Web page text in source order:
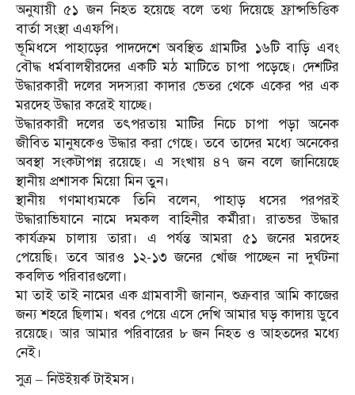
অনুযায়ী ৫১ জন নিহত হয়েছে বলে তথ্য দিয়েছে ফ্রান্সভিত্তিক
বার্তা সংস্থা এএফপি।
ভূমিধসে পাহাড়ের পাদদেশে অবস্থিত গ্রামটির ১৬টি বাড়ি এবং
বৌদ্ধ ধর্মবালম্বীরদের একটি মঠ মাটিতে চাপা পড়েছে। দেশটির
উদ্ধারকারী দলের সদস্যরা কাদার ভেতর থেকে একের পর এক
মরদেহ উদ্ধার করেই যাচ্ছে।
উদ্ধারকারী দলের তৎপরতায় মাটির নিচে চাপা পড়া অনেক
জীবিত মানুষকেও উদ্ধার করা গেছে। তবে তাদের মধ্যে অনেকের
অবস্থা সংকটাপন্ন রয়েছে। এ সংখায় ৪৭ জন বলে জানিয়েছে
স্থানীয় প্রশাসক মিয়ো মিন তুন।
স্থানীয় গণমাধ্যমকে তিনি বলেন, পাহাড় ধসের পরপরই
উদ্ধারাভিযানে নামে দমকল বাহিনীর কর্মীরা। রাতভর উদ্ধার
কার্যক্রম চালায় তারা। এ পর্যন্ত আমরা ৫১ জনের মরদেহ
পেয়েছি। তবে আরও ১২-১৩ জনের খোঁজ পাচ্ছেন না দুর্ঘটনা
কবলিত পরিবারগুলো।
মা তাই তাই নামের এক গ্রামবাসী জানান, শুক্রবার আমি কাজের
জন্য শহরে ছিলাম। খবর পেয়ে এসে দেখি আমার ঘড় কাদায় ডুবে
রয়েছে। আর আমার পরিবারের ৮ জন নিহত ও আহতদের মধ্যে
নেই।
সুত্র – নিউইয়র্ক টাইমস।